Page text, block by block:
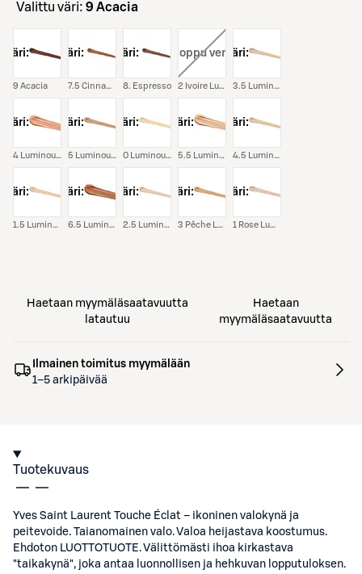
Valittu väri: 9 Acacia
väri:
9 Acacia
väri:
7.5 Cinnamon
väri:
8. Espresso
väri: , loppu verkosta
2 Ivoire Lumière
väri:
3.5 Luminous Almond
väri:
4 Luminous Gold
väri:
5 Luminous Honey
väri:
0 Luminous Milk
väri:
5.5 Luminous Praline
väri:
4.5 Luminous Sand
väri:
1.5 Luminous Silk
väri:
6.5 Luminous Toffee
väri:
2.5 Luminous Vanilla
väri:
3 Pêche Lumière
väri:
1 Rose Lumière
Haetaan myymäläsaatavuutta
latautuu
Haetaan
myymäläsaatavuutta
Ilmainen toimitus myymälään
1–5 arkipäivää
Tuotekuvaus
Yves Saint Laurent Touche Éclat – ikoninen valokynä ja
peitevoide. Taianomainen valo. Valoa heijastava koostumus.
Ehdoton LUOTTOTUOTE. Välittömästi ihoa kirkastava
"taikakynä", joka antaa luonnollisen ja hehkuvan lopputuloksen.